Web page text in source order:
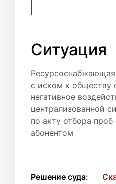
Ситуация
Ресурсоснабжающая
с иском к обществу
негативное
централизованной
по акту отбора
абонентом
Решение суда: